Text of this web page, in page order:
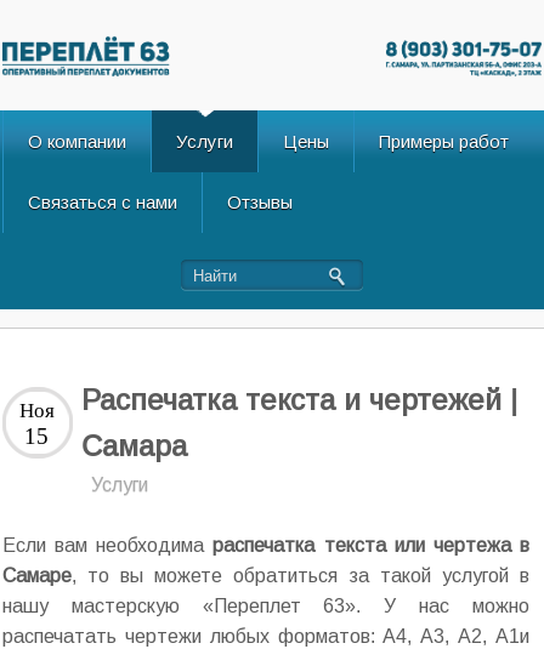
О компании Услуги Цены Примеры работ
Связаться с нами Отзывы
Распечатка текста и чертежей |
Cамара
Ноя
15
Услуги
Если вам необходимараспечатка текста или чертежа в
Самаре, то вы можете обратиться за такой услугой в
нашу мастерскую «Переплет 63». У нас можно
распечатать чертежи любых форматов: А4, А3, А2, А1и